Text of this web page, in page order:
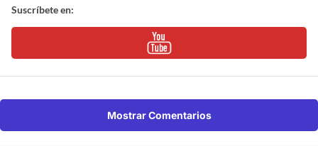
Suscríbete en:
Mostrar Comentarios